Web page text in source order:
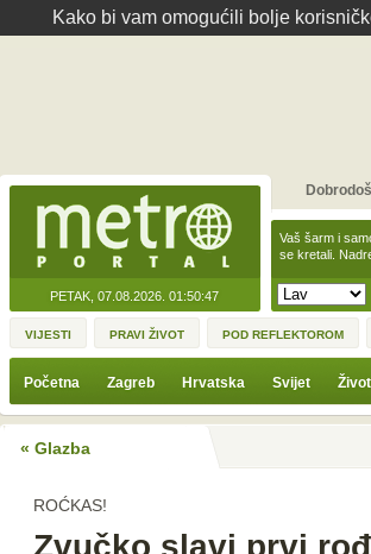
Kako bi vam omogućili bolje
PETAK, 07.08.2026. 01:50:47
Vaš šarm i
se kretali.
VIJESTI PRAVI ŽIVOT POD REFLEKTOROM
Početna Zagreb Hrvatska Svijet Život
« Glazba
ROĆKAS!
Zvučko slavi prvi